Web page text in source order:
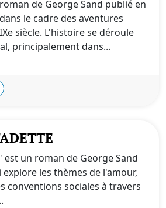
de George Sand publié en
le cadre des aventures
siècle. L'histoire se déroule
principalement dans...
est un roman de George Sand
les thèmes de l'amour,
conventions sociales à travers